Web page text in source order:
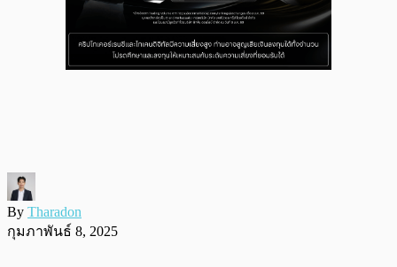
By Tharadon
กุมภาพันธ์ 8, 2025